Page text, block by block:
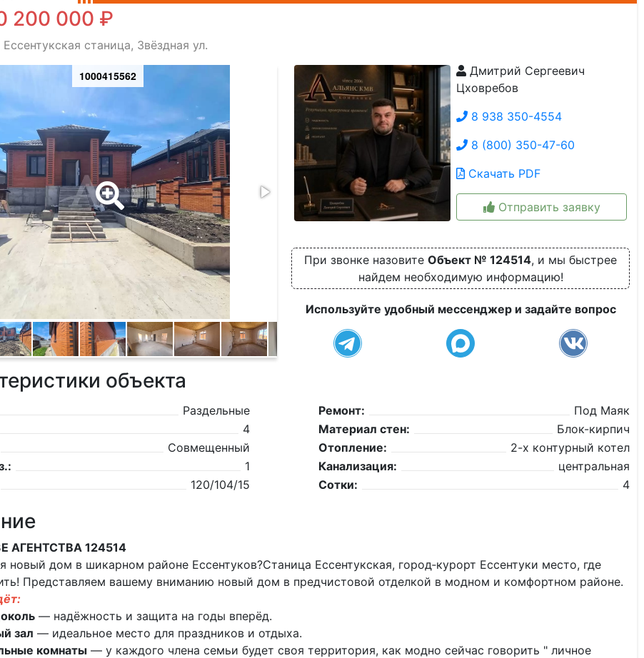
200 000 ₽
Ессентукская станица, Звёздная ул.
1000415562 1000415557Дмитрий Сергеевич
Цховребов
8 938 350-4554
8 (800) 350-47-60
Скачать PDF
Отправить заявку
При звонке назовите Объект № 124514, и мы быстрее
найдем необходимую информацию!
Используйте удобный мессенджер и задайте вопрос
объекта
Раздельные
4
Совмещенный
1
120/104/15
Ремонт:
Под Маяк
Материал стен:
Блок-кирпич
Отопление:
2-х контурный котел
Канализация:
центральная
Сотки:
4
АГЕНТСТВА 124514
новый дом в шикарном районе Ессентуков?Станица Ессентукская, город‑курорт Ессентуки место, где
Представляем вашему вниманию новый дом в предчистовой отделкой в модном и комфортном районе.
— надёжность и защита на годы вперёд.
зал — идеальное место для праздников и отдыха.
комнаты — у каждого члена семьи будет своя территория, как модно сейчас говорить " личное